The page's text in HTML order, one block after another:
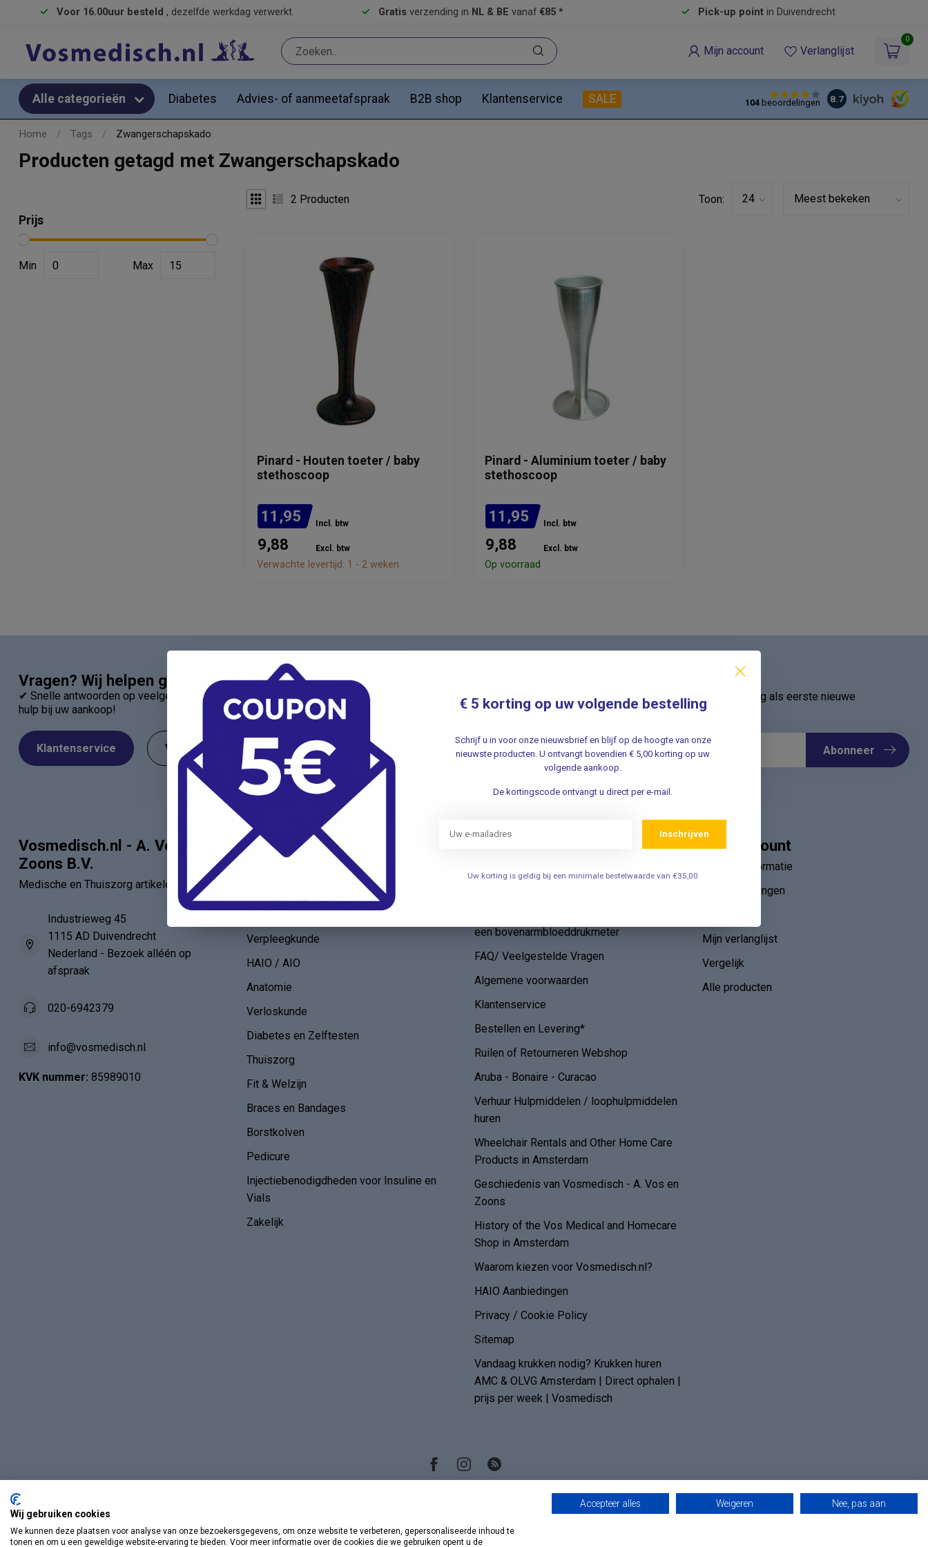
Voor 16.00uur besteld , dezelfde werkdag verwerkt. Gratis verzending in NL & BE vanaf €85 * Pick-up pointin Duivendrecht
Mijn account Verlanglijst
0
Alle categorieën Diabetes Advies- of aanmeetafspraak B2B shop Klantenservice SALE 104beoordelingen 8.7
Home / Tags / Zwangerschapskado
Producten getagd met Zwangerschapskado
Prijs
Min Max
2 Producten Toon:
Pinard - Houten toeter / baby
stethoscoop
11,95 Incl. btw
9,88 Excl. btw
Verwachte levertijd: 1 - 2 weken
Pinard - Aluminium toeter / baby
stethoscoop
11,95 Incl. btw
9,88 Excl. btw
Op voorraad
Vragen? Wij helpen graag!
✔ Snelle antwoorden op veelgestelde vragen ✔ Direct contact met onze klantenservice ✔ Altijd
hulp bij uw aankoop!
Klantenservice Veelgestelde Vragen
Schrijf u in voor onze nieuwsbrief en ontvang als eerste nieuwe
aanbiedingen Meld u nu aan ➡️
Abonneer
Vosmedisch.nl - A. Vos en
Zoons B.V.
Medische en Thuiszorg artikelen
Industrieweg 45
1115 AD Duivendrecht
Nederland - Bezoek alléén op
afspraak
020-6942379
info@vosmedisch.nl
KVK nummer: 85989010
Categorieën
EHBO - BHV
Verpleegkunde
HAIO / AIO
Anatomie
Verloskunde
Diabetes en Zelftesten
Thuiszorg
Fit & Welzijn
Braces en Bandages
Borstkolven
Pedicure
Injectiebenodigdheden voor Insuline en
Vials
Zakelijk
een bovenarmbloeddrukmeter
FAQ/ Veelgestelde Vragen
Algemene voorwaarden
Klantenservice
Bestellen en Levering*
Ruilen of Retourneren Webshop
Aruba - Bonaire - Curacao
Verhuur Hulpmiddelen / loophulpmiddelen
huren
Wheelchair Rentals and Other Home Care
Products in Amsterdam
Geschiedenis van Vosmedisch - A. Vos en
Zoons
History of the Vos Medical and Homecare
Shop in Amsterdam
Waarom kiezen voor Vosmedisch.nl?
HAIO Aanbiedingen
Privacy / Cookie Policy
Sitemap
Vandaag krukken nodig? Krukken huren
AMC & OLVG Amsterdam | Direct ophalen |
prijs per week | Vosmedisch
Mijn account
Account informatie
Mijn bestellingen
Mijn verlanglijst
Vergelijk
Alle producten
€ 5 korting op uw volgende bestelling
Schrijf u in voor onze nieuwsbrief en blijf op de hoogte van onze
nieuwste producten. U ontvangt bovendien € 5,00 korting op uw
volgende aankoop.
De kortingscode ontvangt u direct per e-mail.
Inschrijven
Uw korting is geldig bij een minimale bestelwaarde van €35,00
Wij gebruiken cookies
We kunnen deze plaatsen voor analyse van onze bezoekersgegevens, om onze website te verbeteren, gepersonaliseerde inhoud te
tonen en om u een geweldige website-ervaring te bieden. Voor meer informatie over de cookies die we gebruiken opent u de
Accepteer alles Weigeren Nee, pas aan